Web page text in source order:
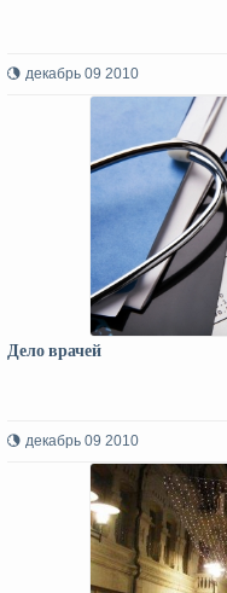
декабрь 09 2010
Дело врачей
декабрь 09 2010